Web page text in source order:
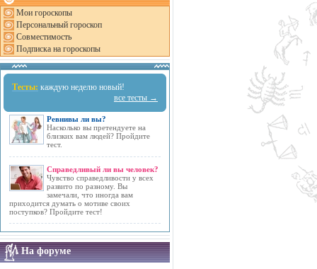
Мои гороскопы
Персональный гороскоп
Совместимость
Подписка на гороскопы
Тесты: каждую неделю новый!
все тесты →
Ревнивы ли вы?
Насколько вы претендуете на
близких вам людей? Пройдите
тест.
Справедливый ли вы человек?
Чувство справедливости у всех
развито по разному. Вы
замечали, что иногда вам
приходится думать о мотиве своих
поступков? Пройдите тест!
На форуме